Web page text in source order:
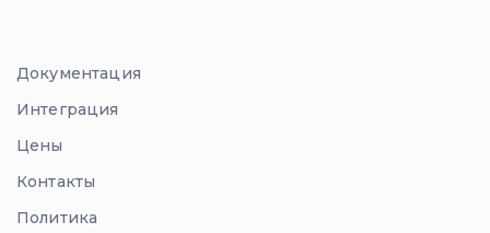
Документация
Интеграция
Цены
Контакты
Политика